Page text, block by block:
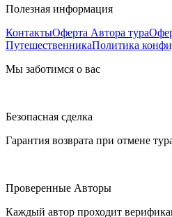
Полезная информация
КонтактыОферта Автора тура
ПутешественникаПолитика
Мы заботимся о вас
Безопасная сделка
Гарантия возврата при отмене
Проверенные Авторы
Каждый автор проходит